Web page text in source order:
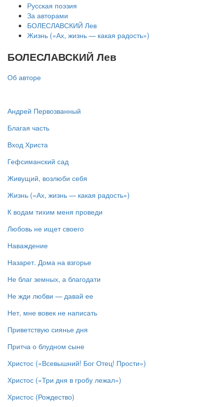
Русская поэзия
За авторами
БОЛЕСЛАВСКИЙ Лев
Жизнь («Ах, жизнь — какая радость»)
БОЛЕСЛАВСКИЙ Лев
Об авторе
Андрей Первозванный
Благая часть
Вход Христа
Гефсиманский сад
Живущий, возлюби себя
Жизнь («Ах, жизнь — какая радость»)
К водам тихим меня проведи
Любовь не ищет своего
Наваждение
Назарет. Дома на взгорье
Не благ земных, а благодати
Не жди любви — давай ее
Нет, мне вовек не написать
Приветствую сиянье дня
Притча о блудном сыне
Христос («Всевышний! Бог Отец! Прости»)
Христос («Три дня в гробу лежал»)
Христос (Рождество)